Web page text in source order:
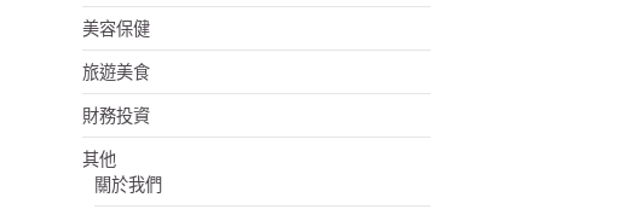
美容保健
旅遊美食
財務投資
其他
關於我們